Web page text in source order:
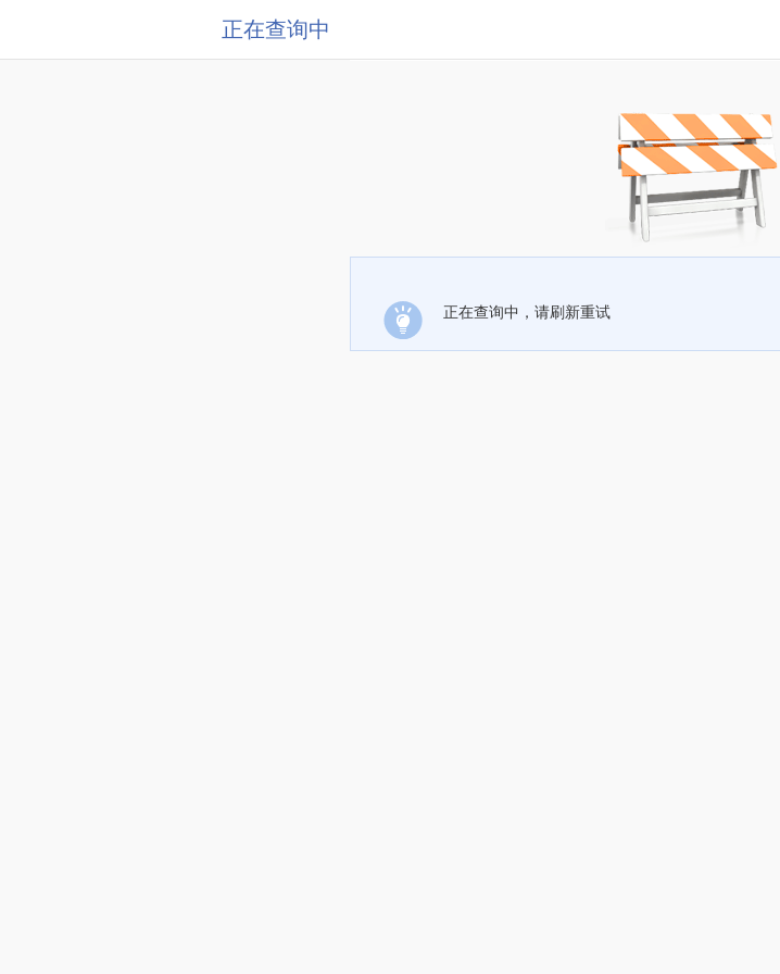
正在查询中
正在查询中，请刷新重试